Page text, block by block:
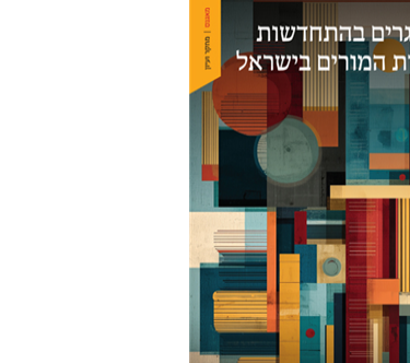
מאיה רזניק שרון פיימן-נמסר
ענת
הנחת אתר ספר מודפס
$53
$48